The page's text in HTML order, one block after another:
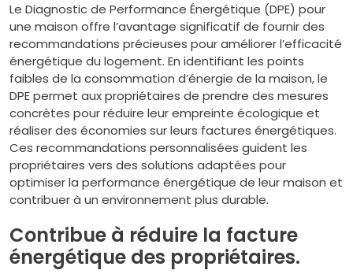
Le Diagnostic de Performance Énergétique (DPE) pour
une maison offre l’avantage significatif de fournir des
recommandations précieuses pour améliorer l’efficacité
énergétique du logement. En identifiant les points
faibles de la consommation d’énergie de la maison, le
DPE permet aux propriétaires de prendre des mesures
concrètes pour réduire leur empreinte écologique et
réaliser des économies sur leurs factures énergétiques.
Ces recommandations personnalisées guident les
propriétaires vers des solutions adaptées pour
optimiser la performance énergétique de leur maison et
contribuer à un environnement plus durable.
Contribue à réduire la facture
énergétique des propriétaires.